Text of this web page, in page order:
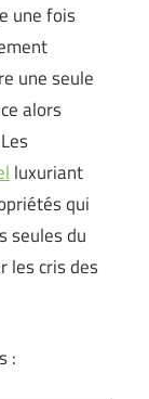
une fois
une seule
alors
luxuriant
qui
seules du
les cris des
: